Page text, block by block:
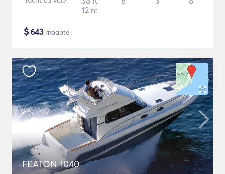
12 m
$643 /noapte
FEATON 1040